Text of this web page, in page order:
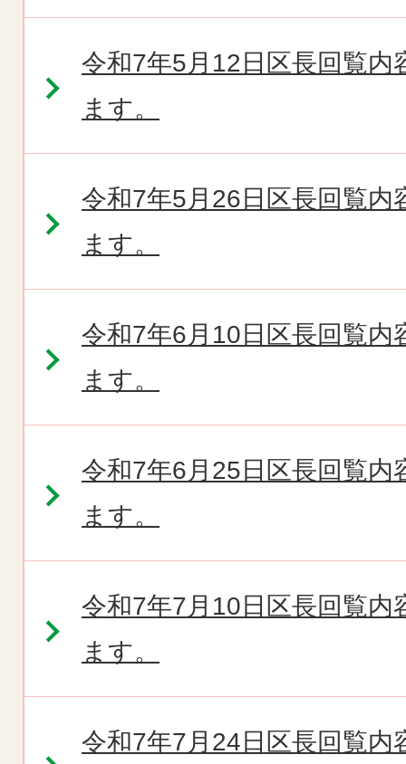
令和7年5月12日区長回覧
ます。
令和7年5月26日区長回覧
ます。
令和7年6月10日区長回覧
ます。
令和7年6月25日区長回覧
ます。
令和7年7月10日区長回覧
ます。
令和7年7月24日区長回覧